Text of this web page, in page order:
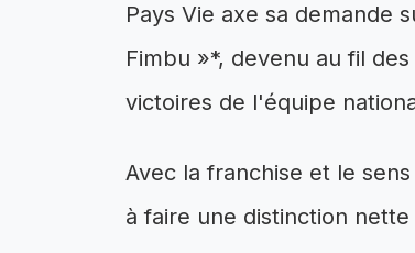
Pays Vie axe sa
Fimbu »*, devenu au fil
victoires de l'équipe
Avec la franchise et le
à faire une distinction